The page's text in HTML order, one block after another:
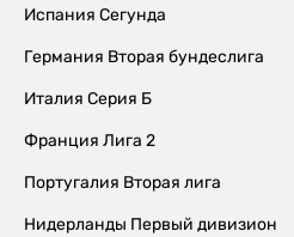
Испания Сегунда
Германия Вторая бундеслига
Италия Серия Б
Франция Лига 2
Португалия Вторая лига
Нидерланды Первый дивизион